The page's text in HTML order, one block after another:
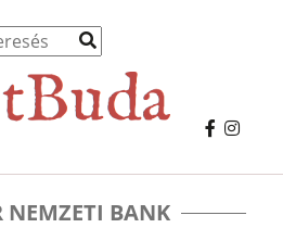
NEMZETI BANK